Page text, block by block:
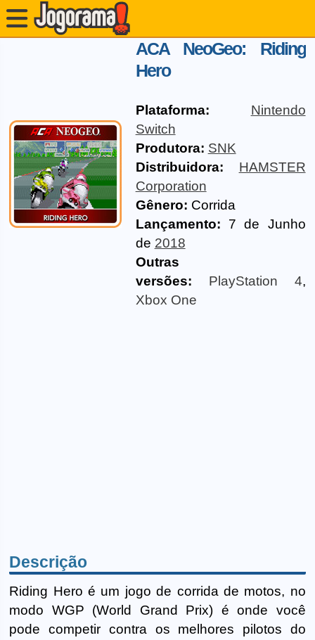
ACA NeoGeo: Riding
Hero
Plataforma:
Nintendo
Switch
Produtora: SNK
Distribuidora:
HAMSTER
Corporation
Gênero: Corrida
Lançamento: 7 de Junho
de 2018
Outras
versões:
PlayStation 4,
Xbox One
Descrição
Riding Hero é um jogo de corrida de motos, no
modo WGP (World Grand Prix) é onde você
pode competir contra os melhores pilotos do